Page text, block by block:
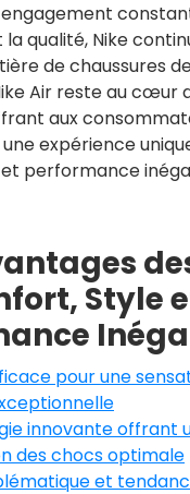
la qualité, Nike
de chaussures
Air reste au cœur
aux
expérience
performance
Style
pour une
innovante offrant
des chocs optimale
et